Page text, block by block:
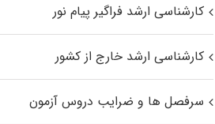
کارشناسی ارشد فراگیر پیام نور
کارشناسی ارشد خارج از کشور
سرفصل ها و ضرایب دروس آزمون